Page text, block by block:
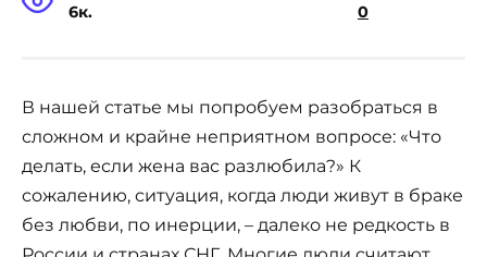
6к. 0
В нашей статье мы попробуем разобраться в
сложном и крайне неприятном вопросе: «Что
делать, если жена вас разлюбила?» К
сожалению, ситуация, когда люди живут в браке
без любви, по инерции, – далеко не редкость в